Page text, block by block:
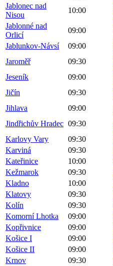
Jablonec nad
Nisou
10:00
Jablonné nad
Orlicí
09:00
Jablunkov-Návsí
09:00
Jaroměř
09:30
Jeseník
09:00
Jičín
09:30
Jihlava
09:00
Jindřichův Hradec 09:30
Karlovy Vary
09:30
Karviná
09:30
Kateřinice
10:00
Kežmarok
09:30
Kladno
10:00
Klatovy
09:30
Kolín
09:30
Komorní Lhotka
09:00
Kopřivnice
09:00
Košice I
09:00
Košice II
09:00
Krnov
09:30